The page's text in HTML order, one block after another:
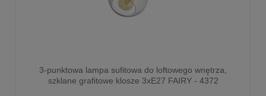
3-punktowa lampa sufitowa do loftowego wnętrza,
szklane grafitowe klosze 3xE27 FAIRY - 4372